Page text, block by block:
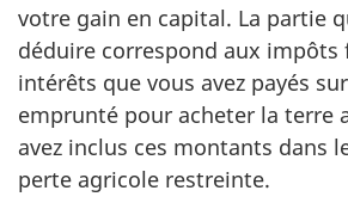
votre gain en capital. La partie
déduire correspond aux impôts
intérêts que vous avez payés
emprunté pour acheter la terre
avez inclus ces montants dans
perte agricole restreinte.